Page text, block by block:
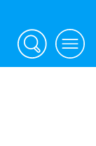
Suche menü